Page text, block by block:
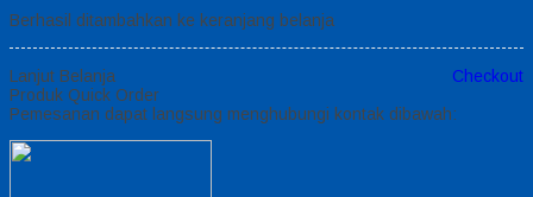
Berhasil ditambahkan ke keranjang belanja
Lanjut Belanja
Checkout
Produk Quick Order
Pemesanan dapat langsung menghubungi kontak dibawah: